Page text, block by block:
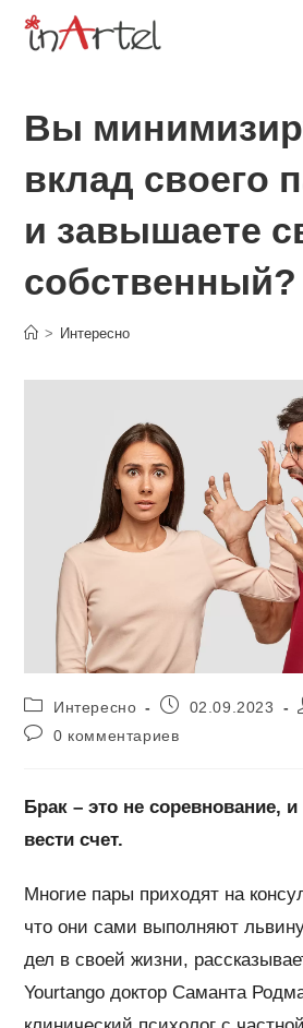
Перейти
Вы
вклад своего
и завышаете
собственный?
> Интересно
Рубрика
записи:
Интересно
Запись02.09.2023
Комментарии
0 комментариев
Брак – это не соревнование,
вести счет.
Многие пары приходят на
что они сами выполняют
дел в своей жизни,
Yourtango доктор Саманта